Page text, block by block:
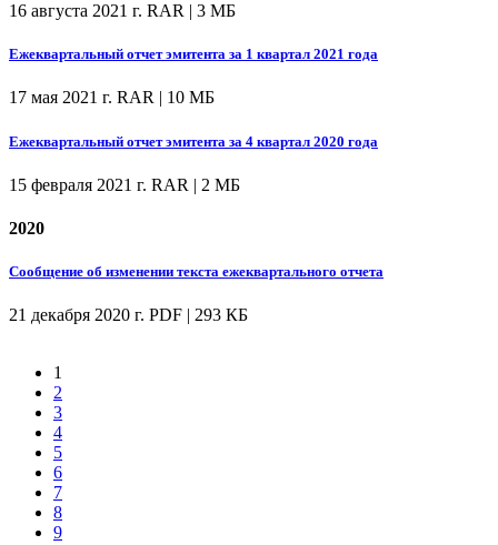
16 августа 2021 г. RAR | 3 МБ
Ежеквартальный отчет эмитента за 1 квартал 2021 года
17 мая 2021 г. RAR | 10 МБ
Ежеквартальный отчет эмитента за 4 квартал 2020 года
15 февраля 2021 г. RAR | 2 МБ
2020
Сообщение об изменении текста ежеквартального отчета
21 декабря 2020 г. PDF | 293 КБ
1
2
3
4
5
6
7
8
9